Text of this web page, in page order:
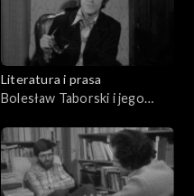
Literatura i prasa
Bolesław Taborski i jego